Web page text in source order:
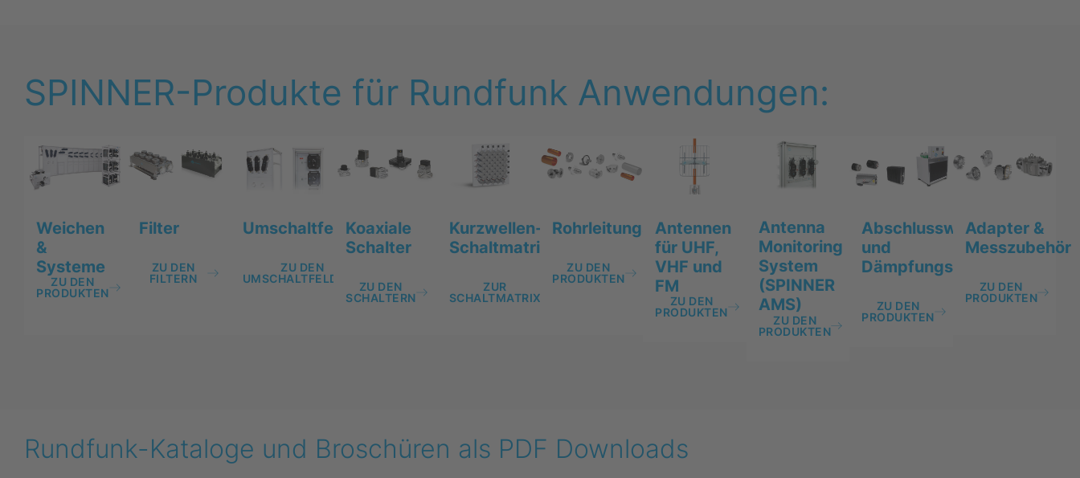
SPINNER-Produkte für Rundfunk Anwendungen:
Weichen
&
Systeme
ZU DEN
PRODUKTEN
Filter
ZU DEN
FILTERN
Umschaltfelder
ZU DEN
UMSCHALTFELDERN
Koaxiale
Schalter
ZU DEN
SCHALTERN
Kurzwellen-
Schaltmatrix
ZUR
SCHALTMATRIX
Rohrleitungskomponenten
ZU DEN
PRODUKTEN
Antennen
für UHF,
VHF und
FM
ZU DEN
PRODUKTEN
Antenna
Monitoring
System
(SPINNER
AMS)
ZU DEN
PRODUKTEN
Abschlusswiderstände
und
Dämpfungsglieder
ZU DEN
PRODUKTEN
Adapter &
Messzubehör
ZU DEN
PRODUKTEN
Rundfunk-Kataloge und Broschüren als PDF Downloads